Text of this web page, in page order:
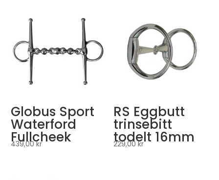
Globus Sport
Waterford
Fullcheek
439,00kr
RS Eggbutt
trinsebitt
todelt 16mm
229,00kr